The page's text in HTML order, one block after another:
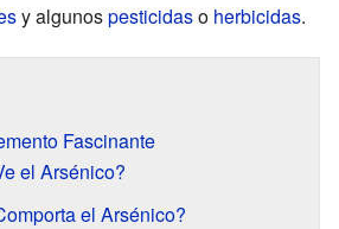
y algunospesticidaso herbicidas.
Fascinante
el Arsénico?
el Arsénico?